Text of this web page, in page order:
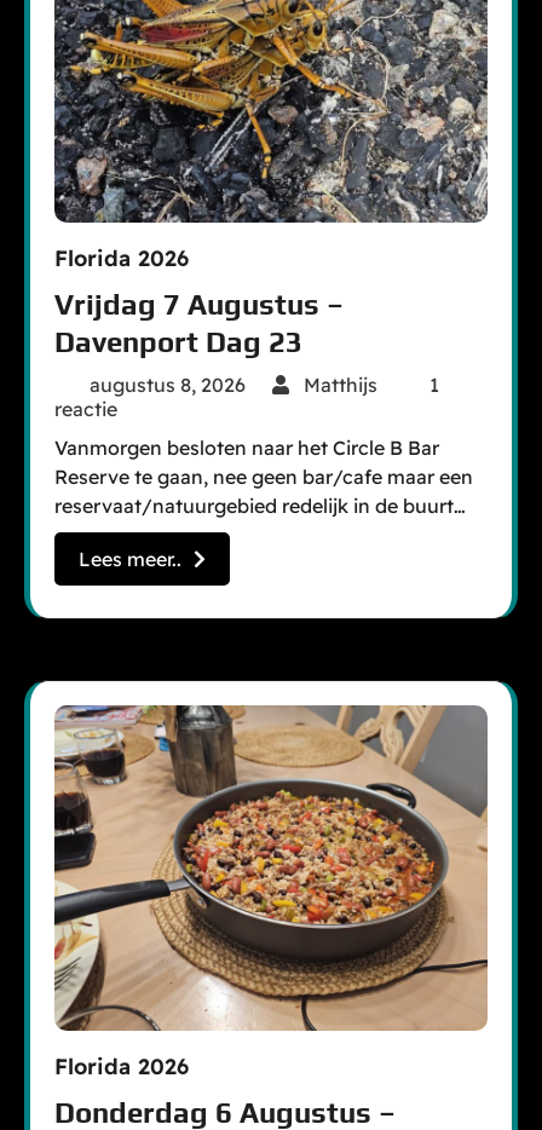
Florida 2026
Vrijdag 7 Augustus –
Davenport Dag 23
augustus 8, 2026 Matthijs
1
reactie
Vanmorgen besloten naar het Circle B Bar
Reserve te gaan, nee geen bar/cafe maar een
reservaat/natuurgebied redelijk in de buurt…
Lees meer..
Florida 2026
Donderdag 6 Augustus –